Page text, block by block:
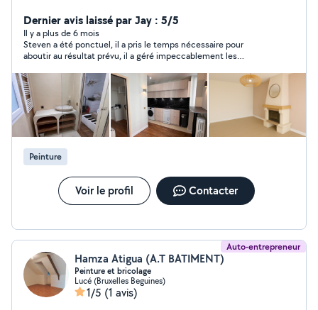
Dernier avis laissé par Jay : 5/5
Il y a plus de 6 mois
Steven a été ponctuel, il a pris le temps nécessaire pour
aboutir au résultat prévu, il a géré impeccablement les
(Plomberie)
Peinture
Voir le profil Contacter
Auto-entrepreneur
Hamza Atigua (A.T BATIMENT)
Peinture et bricolage
Lucé (Bruxelles Beguines)
1/5 (1 avis)